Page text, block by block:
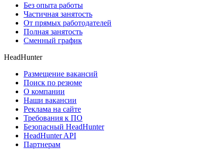
Без опыта работы
Частичная занятость
От прямых работодателей
Полная занятость
Сменный график
HeadHunter
Размещение вакансий
Поиск по резюме
О компании
Наши вакансии
Реклама на сайте
Требования к ПО
Безопасный HeadHunter
HeadHunter API
Партнерам